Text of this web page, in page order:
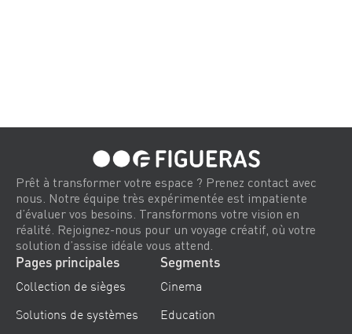
Prêt à transformer votre espace ? Prenez contact avec
nous. Notre équipe très expérimentée est impatiente
d’évaluer vos besoins. Transformons votre vision en
réalité. Rejoignez-nous pour un voyage créatif, où votre
solution d’assise idéale vous attend.
Pages principales
Collection de sièges
Solutions de systèmes
Segments
Cinema
Education